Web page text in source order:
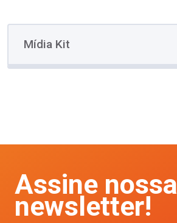
Mídia Kit
Assine nossa
newsletter!